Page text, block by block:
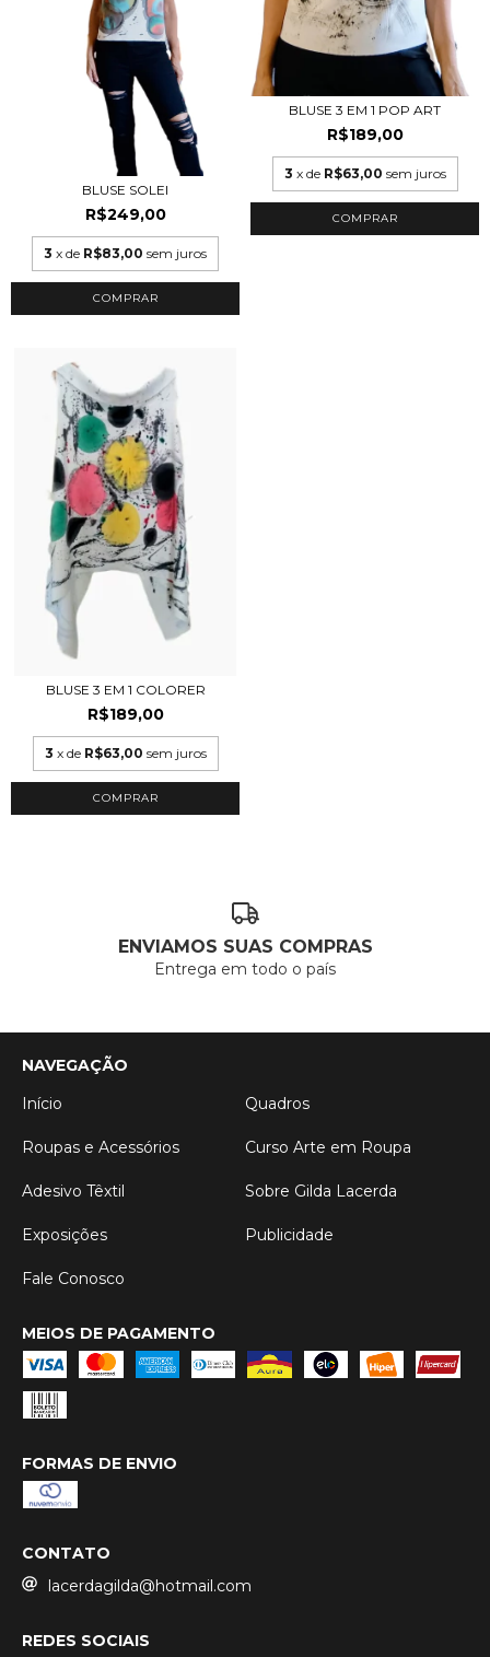
BLUSE SOLEI
R$249,00
3 x de R$83,00 sem juros
COMPRAR
BLUSE 3 EM 1 POP ART
R$189,00
3 x de R$63,00 sem juros
COMPRAR
BLUSE 3 EM 1 COLORER
R$189,00
3 x de R$63,00 sem juros
COMPRAR
ENVIAMOS SUAS COMPRAS
Entrega em todo o país
NAVEGAÇÃO
Início
Quadros
Roupas e Acessórios Curso Arte em Roupa
Adesivo Têxtil Sobre Gilda Lacerda
Exposições Publicidade
Fale Conosco
MEIOS DE PAGAMENTO
FORMAS DE ENVIO
CONTATO
lacerdagilda@hotmail.com
REDES SOCIAIS